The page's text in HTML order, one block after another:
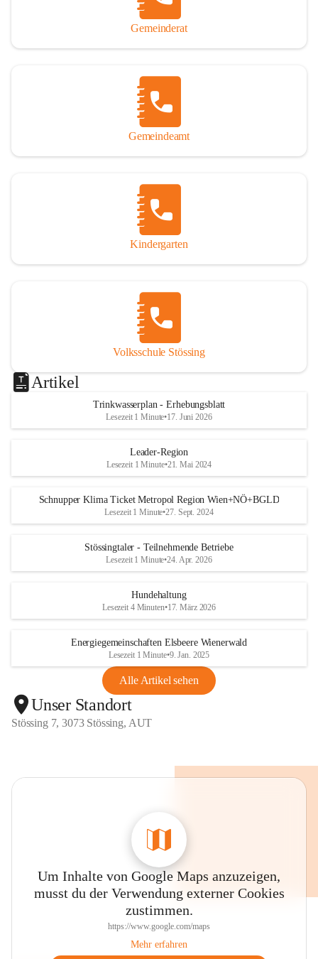
Gemeinderat
Gemeindeamt
Kindergarten
Volksschule Stössing
Artikel
Trinkwasserplan - Erhebungsblatt
Lesezeit 1 Minute•17. Juni 2026
Leader-Region
Lesezeit 1 Minute•21. Mai 2024
Schnupper Klima Ticket Metropol Region Wien+NÖ+BGLD
Lesezeit 1 Minute•27. Sept. 2024
Stössingtaler - Teilnehmende Betriebe
Lesezeit 1 Minute•24. Apr. 2026
Hundehaltung
Lesezeit 4 Minuten•17. März 2026
Energiegemeinschaften Elsbeere Wienerwald
Lesezeit 1 Minute•9. Jan. 2025
Alle Artikel sehen
Unser Standort
Stössing 7, 3073 Stössing, AUT
Um Inhalte von Google Maps anzuzeigen,
musst du der Verwendung externer Cookies
zustimmen.
https://www.google.com/maps
Mehr erfahren